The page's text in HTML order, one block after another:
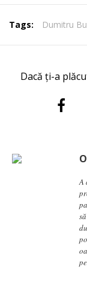
Tags: Dumitru
Dacă ți-a
A